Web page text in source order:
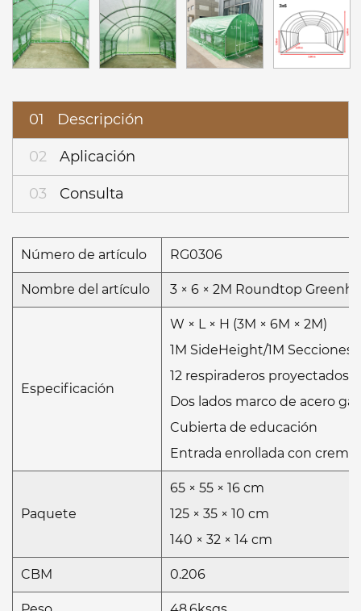
01 Descripción
02 Aplicación
03 Consulta
Número de artículo RG0306
Nombre del artículo 3 × 6 × 2M Roundtop
Especificación
W × L × H (3M × 6M × 2M)
1M SideHeight/1M Secciones
12 respiraderos proyectados
Dos lados marco de acero
Cubierta de educación
Entrada enrollada con
Paquete
65 × 55 × 16 cm
125 × 35 × 10 cm
140 × 32 × 14 cm
CBM 0.206